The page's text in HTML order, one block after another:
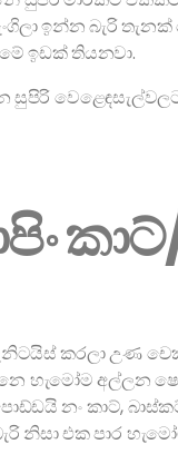
ඉන්න බැරි
ඉඩක් තියනවා.
කරලා උණ
හැමෝම අල්ලන
නං කාට්,
නිසා එක පාර